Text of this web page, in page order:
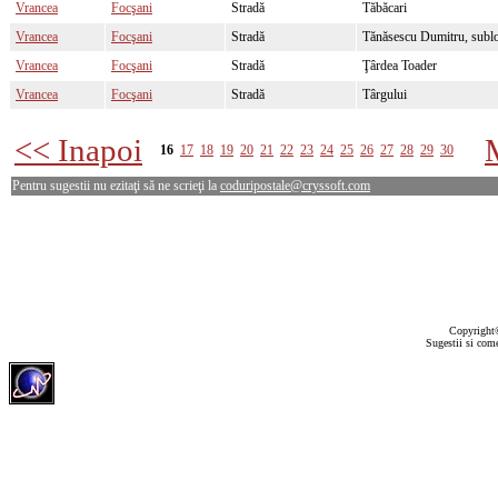
Vrancea
Focşani Stradă
Tăbăcari
Vrancea
Focşani Stradă
Tănăsescu Dumitru,
Vrancea
Focşani Stradă
Ţârdea Toader
Vrancea
Focşani Stradă Târgului
<< Inapoi 16 17 18 19 20 21 22 23 24 25 26 27 28 29 30
Pentru sugestii nu ezitaţi să ne scrieţi la coduripostale@cryssoft.com
Sugestii si